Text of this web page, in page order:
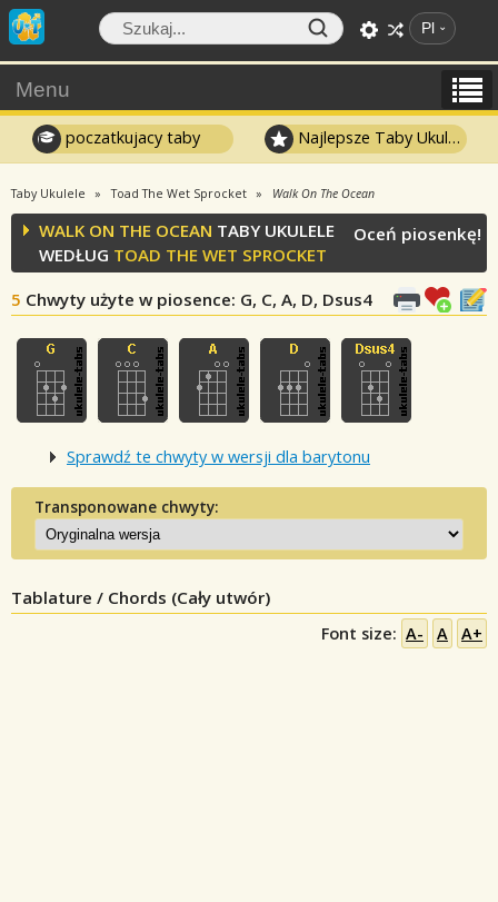
Pl
Menu
poczatkujacy taby Najlepsze Taby Ukulele
Taby Ukulele Toad The Wet Sprocket Walk On The Ocean
WALK ON THE OCEAN TABY UKULELE
WEDŁUG TOAD THE WET SPROCKET
5 Chwyty użyte w piosence: G, C, A, D, Dsus4
Oceń piosenkę!
Sprawdź te chwyty w wersji dla barytonu
Transponowane chwyty:
Tablature / Chords (Cały utwór)
Font size: A- A A+